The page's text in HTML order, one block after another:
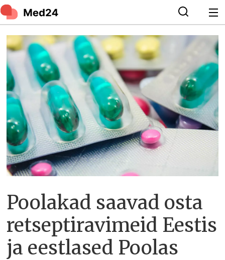
Poolakad saavad osta
retseptiravimeid Eestis
ja eestlased Poolas